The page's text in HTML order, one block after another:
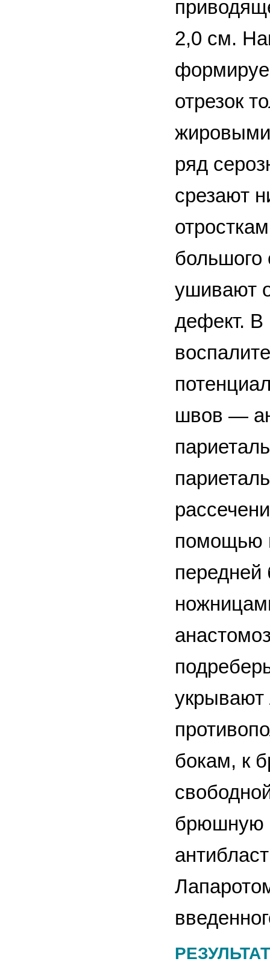
2,0 см.
отрезок
жировыми
ряд
срезают
большого
ушивают
дефект. В
швов —
помощью
передней
бокам, к
брюшную